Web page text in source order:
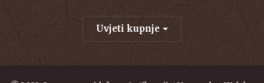
Uvjeti kupnje